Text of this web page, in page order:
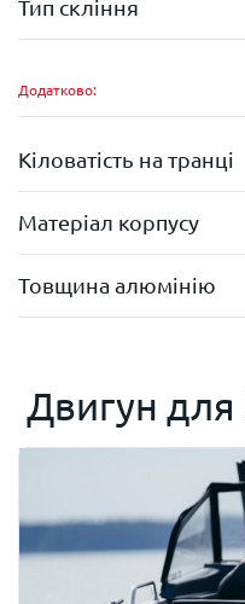
Тип скління
Додатково:
Кіловатість на транці
Матеріал корпусу
Товщина алюмінію
Двигун для